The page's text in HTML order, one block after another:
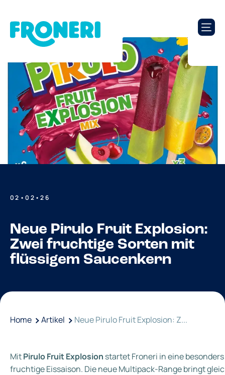
02•02•26
Neue Pirulo Fruit Explosion:
Zwei fruchtige Sorten mit
flüssigem Saucenkern
Home Artikel Neue Pirulo Fruit Explosion: Z...
MitPirulo Fruit Explosion startet Froneri in eine besonders
fruchtige Eissaison. Die neue Multipack‑Range bringt